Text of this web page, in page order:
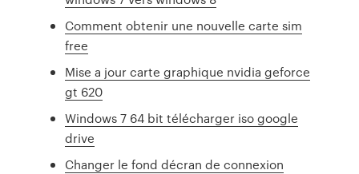
Comment obtenir une nouvelle carte sim
free
Mise a jour carte graphique nvidia geforce
gt 620
Windows 7 64 bit télécharger iso google
drive
Changer le fond décran de connexion